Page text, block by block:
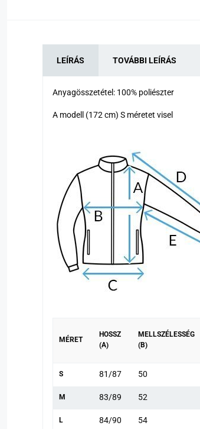
LEÍRÁS TOVÁBBI LEÍRÁS
Anyagösszetétel: 100% poliészter
A modell (172 cm) S méretet visel
MÉRET
HOSSZ
(A)
MELLSZÉLESSÉG
(B)
S 81/87 50
M 83/89 52
L 84/90 54